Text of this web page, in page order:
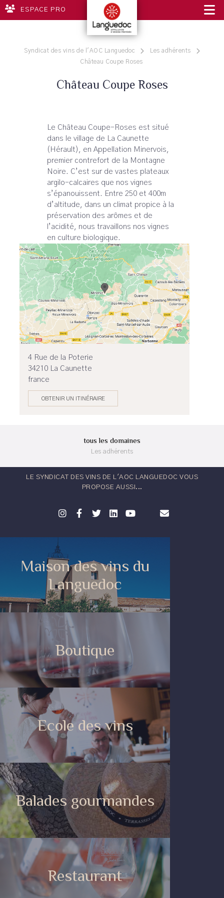
ESPACE PRO
Syndicat des vins de l'AOC Languedoc
Les adhérents
Château Coupe Roses
Château Coupe Roses
Le Château Coupe-Roses est situé
dans le village de La Caunette
(Hérault), en Appellation Minervois,
premier contrefort de la Montagne
Noire. C’est sur de vastes plateaux
argilo-calcaires que nos vignes
s’épanouissent. Entre 250 et 400m
d’altitude, dans un climat propice à la
préservation des arômes et de
l’acidité, nous travaillons nos vignes
en culture biologique.
4 Rue de la Poterie
34210 La Caunette
france
OBTENIR UN ITINÉRAIRE
tous les domaines
Les adhérents
LE SYNDICAT DES VINS DE L'AOC LANGUEDOC VOUS
PROPOSE AUSSI...
Maison des vins du
Languedoc
Boutique
Ecole des vins
Balades gourmandes
Restaurant